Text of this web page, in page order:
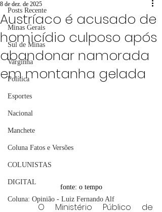
Posts Recente
Minas Gerais
Sul de Minas
Varginha
Política
Esportes
Nacional
Manchete
Coluna Fatos e Versões
COLUNISTAS
DIGITAL
Coluna: Opinião - Luiz Fernando Alf
Austríaco é acusado de
homicídio culposo após
abandonar namorada
em montanha gelada
8 de dez. de 2025
fonte: o tempo